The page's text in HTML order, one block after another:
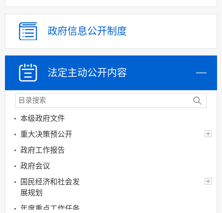
政府信息公开制度
法定主动公开内容
本级政府文件
重大决策预公开
政府工作报告
政府会议
国民经济和社会发
展规划
年度重点工作任务